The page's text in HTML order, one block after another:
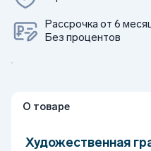
Рассрочка от 6
Без процентов
О товаре
Художественная